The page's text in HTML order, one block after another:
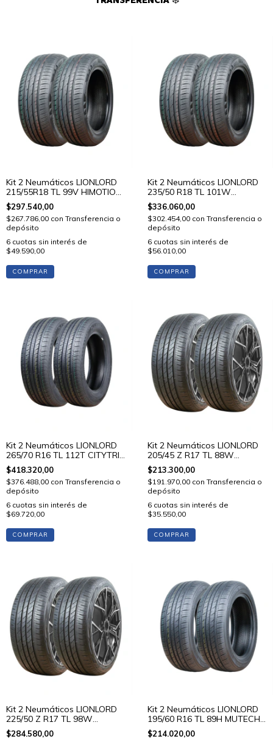
Kit 2 Neumáticos LIONLORD
215/55R18 TL 99V HIMOTION
U01
$297.540,00
$267.786,00 con Transferencia o
depósito
6 cuotas sin interés de
$49.590,00
COMPRAR
Kit 2 Neumáticos LIONLORD
235/50 R18 TL 101W
HIMOTION U01
$336.060,00
$302.454,00 con Transferencia o
depósito
6 cuotas sin interés de
$56.010,00
COMPRAR
Kit 2 Neumáticos LIONLORD
265/70 R16 TL 112T CITYTRIP
V01
$418.320,00
$376.488,00 con Transferencia o
depósito
6 cuotas sin interés de
$69.720,00
COMPRAR
Kit 2 Neumáticos LIONLORD
205/45 Z R17 TL 88W
MUTECH H02
$213.300,00
$191.970,00 con Transferencia o
depósito
6 cuotas sin interés de
$35.550,00
COMPRAR
Kit 2 Neumáticos LIONLORD
225/50 Z R17 TL 98W
MUTECH H02
$284.580,00
Kit 2 Neumáticos LIONLORD
195/60 R16 TL 89H MUTECH
H01
$214.020,00